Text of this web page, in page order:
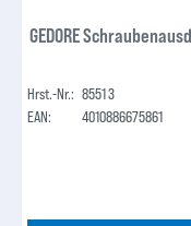
GEDORE
Hrst.-Nr.: 8551 3
EAN:
4010886675861